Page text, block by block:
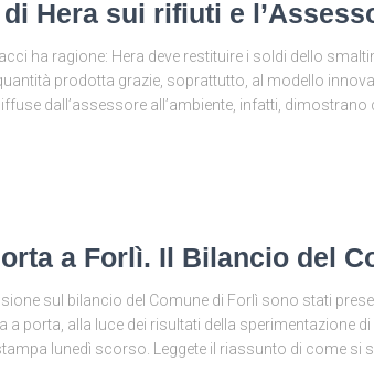
Hera sui rifiuti e
ha ragione: Hera deve restituire i soldi dello
prodotta grazie, soprattutto, al modello
dall’assessore all’ambiente, infatti,
a Forlì. Il Bilancio del
sul bilancio del Comune di Forlì sono stati
a porta, alla luce dei risultati della sperimentazione
lunedì scorso. Leggete il riassunto di come si